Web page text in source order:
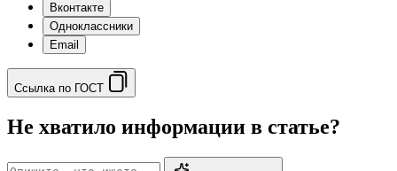
Вконтакте
Одноклассники
Email
Ссылка по ГОСТ
Не хватило информации в статье?